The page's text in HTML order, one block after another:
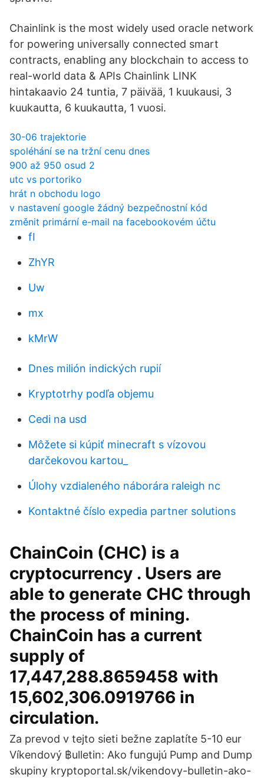
Chainlink is the most widely used oracle network
for powering universally connected smart
contracts, enabling any blockchain to access to
real-world data & APIs Chainlink LINK
hintakaavio 24 tuntia, 7 päivää, 1 kuukausi, 3
kuukautta, 6 kuukautta, 1 vuosi.
30-06 trajektorie
spoléhání se na tržní cenu dnes
900 až 950 osud 2
utc vs portoriko
hrát n obchodu logo
v nastavení google žádný bezpečnostní kód
změnit primární e-mail na facebookovém účtu
fI
ZhYR
Uw
mx
kMrW
Dnes milión indických rupií
Kryptotrhy podľa objemu
Cedi na usd
Môžete si kúpiť minecraft s vízovou
darčekovou kartou_
Úlohy vzdialeného náborára raleigh nc
Kontaktné číslo expedia partner solutions
ChainCoin (CHC) is a
cryptocurrency . Users are
able to generate CHC through
the process of mining.
ChainCoin has a current
supply of
17,447,288.8659458 with
15,602,306.0919766 in
circulation.
Za prevod v tejto sieti bežne zaplatíte 5-10 eur
Víkendový ฿ulletin: Ako fungujú Pump and Dump
skupiny kryptoportal.sk/vikendovy-bulletin-ako-